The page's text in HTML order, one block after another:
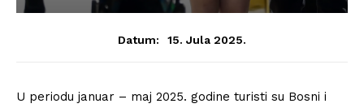
Datum: 15. Jula 2025.
U periodu januar – maj 2025. godine turisti su Bosni i